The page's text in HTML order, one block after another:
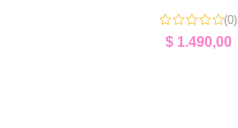
(0)
$1.490,00